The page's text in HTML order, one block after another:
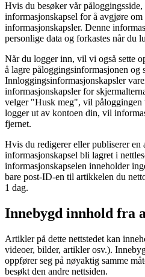
Hvis du besøker vår
informasjonskapsel for å avgjøre
informasjonskapsler. Denne
personlige data og forkastes når du
Når du logger inn, vil vi også sette
å lagre påloggingsinformasjonen og
Innloggingsinformasjonskapsler
informasjonskapsler for
velger "Husk meg", vil påloggingen
logger ut av kontoen din, vil
fjernet.
Hvis du redigerer eller publiserer en
informasjonskapsel bli lagret i
informasjonskapselen inneholder
bare post-ID-en til artikkelen du
1 dag.
Innebygd innhold fra
Artikler på dette nettstedet kan
videoer, bilder, artikler osv.).
oppfører seg på nøyaktig samme
besøkt den andre nettsiden.